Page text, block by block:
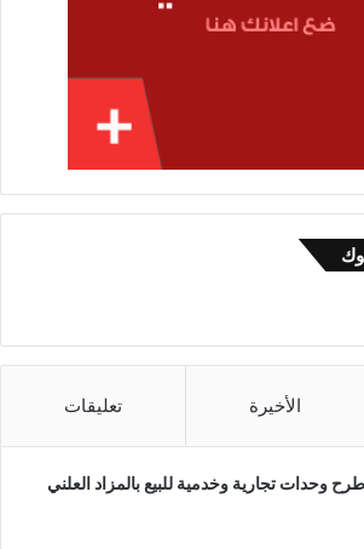
الأخيرة تعليقات
طرح وحدات تجارية وخدمية للبيع بالمزاد العلني